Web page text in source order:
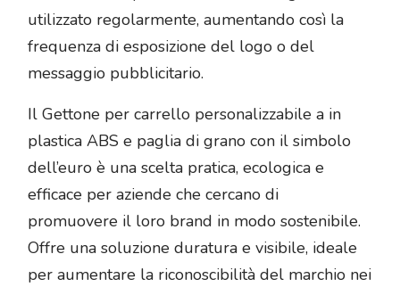
utilizzato regolarmente, aumentando così la
frequenza di esposizione del logo o del
messaggio pubblicitario.
Il Gettone per carrello personalizzabile a in
plastica ABS e paglia di grano con il simbolo
dell’euro è una scelta pratica, ecologica e
efficace per aziende che cercano di
promuovere il loro brand in modo sostenibile.
Offre una soluzione duratura e visibile, ideale
per aumentare la riconoscibilità del marchio nei